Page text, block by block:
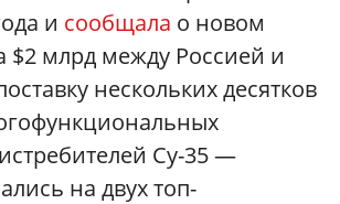
и сообщала о новом
$2 млрд между Россией и
нескольких десятков
Су-35 —
на двух топ-